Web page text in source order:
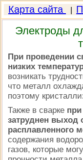
Карта сайта
Электроды
При проведении
низких
возникать
что металл
поэтому
Также в сварке
затруднен выход
расплавленного
содержания
газов, которые